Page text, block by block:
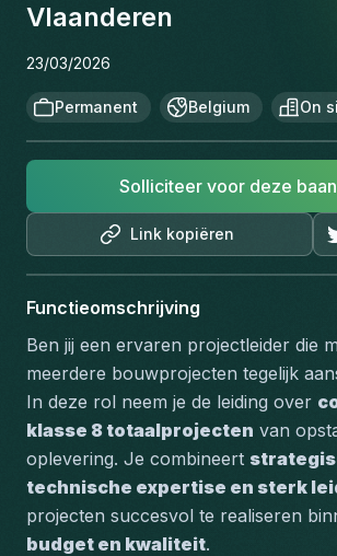
Vlaanderen
23/03/2026
Permanent Belgium On
Link kopiëren
Solliciteer voor deze baan
Functieomschrijving
Ben jij een ervaren projectleider die
meerdere bouwprojecten tegelijk
In deze rol neem je de leiding over
klasse 8 totaalprojecten van
oplevering. Je combineert
technische expertise en sterk
projecten succesvol te realiseren
budget en kwaliteit.